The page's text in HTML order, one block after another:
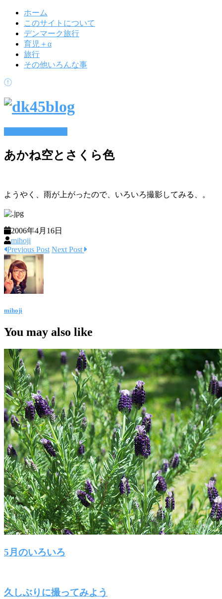
ホーム
このサイトについて
デンマーク旅行
育児＋α
旅行
その他いろんな事
あかね空とさくら色
ようやく、雨が上がったので、いろいろ撮影してみる、。
2006年4月16日
mihoji
Previous Post Next Post
mihoji
You may also like
5月のいろいろ
久しぶりに撮ってみよう